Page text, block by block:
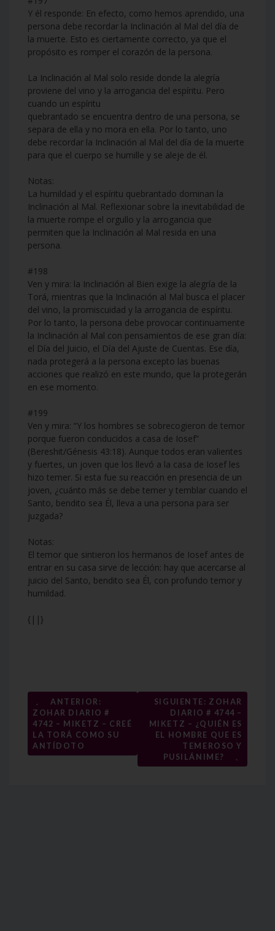
Y él responde: En efecto, como hemos aprendido, una
persona debe recordar la Inclinación al Mal del día de
la muerte. Esto es ciertamente correcto, ya que el
propósito es romper el corazón de la persona.
La Inclinación al Mal solo reside donde la alegría
proviene del vino y la arrogancia del espíritu. Pero
cuando un espíritu
quebrantado se encuentra dentro de una persona, se
separa de ella y no mora en ella. Por lo tanto, uno
debe recordar la Inclinación al Mal del día de la muerte
para que el cuerpo se humille y se aleje de él.
Notas:
La humildad y el espíritu quebrantado dominan la
Inclinación al Mal. Reflexionar sobre la inevitabilidad de
la muerte rompe el orgullo y la arrogancia que
permiten que la Inclinación al Mal resida en una
persona.
#198
Ven y mira: la Inclinación al Bien exige la alegría de la
Torá, mientras que la Inclinación al Mal busca el placer
del vino, la promiscuidad y la arrogancia de espíritu.
Por lo tanto, la persona debe provocar continuamente
la Inclinación al Mal con pensamientos de ese gran día:
el Día del Juicio, el Día del Ajuste de Cuentas. Ese día,
nada protegerá a la persona excepto las buenas
acciones que realizó en este mundo, que la protegerán
en ese momento.
#199
Ven y mira: “Y los hombres se sobrecogieron de temor
porque fueron conducidos a casa de Iosef”
(Bereshit/Génesis 43:18). Aunque todos eran valientes
y fuertes, un joven que los llevó a la casa de Iosef les
hizo temer. Si esta fue su reacción en presencia de un
joven, ¿cuánto más se debe temer y temblar cuando el
Santo, bendito sea Él, lleva a una persona para ser
juzgada?
Notas:
El temor que sintieron los hermanos de Iosef antes de
entrar en su casa sirve de lección: hay que acercarse al
juicio del Santo, bendito sea Él, con profundo temor y
humildad.
{||}
Navegación
de
entradas
←
ANTERIOR:
ZOHAR DIARIO #
4742 – MIKETZ – CREÉ
LA TORÁ COMO SU
ANTÍDOTO
SIGUIENTE: ZOHAR
DIARIO # 4744 –
MIKETZ – ¿QUIÉN ES
EL HOMBRE QUE ES
TEMEROSO Y
PUSILÁNIME?
→